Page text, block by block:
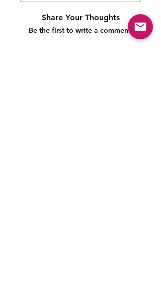
Share Your Thoughts
Be the first to write a comment.